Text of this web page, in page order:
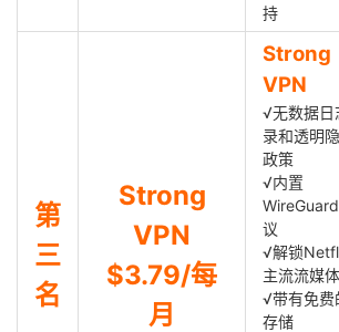
持
第
三
名
Strong
VPN
$3.79/每
月
Strong
VPN
√无数据日
录和透明
政策
√内置
议
√解锁
主流流媒体
√带有免费
存储